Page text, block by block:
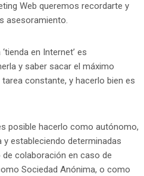
Web queremos recordarte y
asesoramiento.
en Internet’ es
y saber sacar el máximo
constante, y hacerlo bien es
posible hacerlo como autónomo,
y estableciendo determinadas
colaboración en caso de
Sociedad Anónima, o como